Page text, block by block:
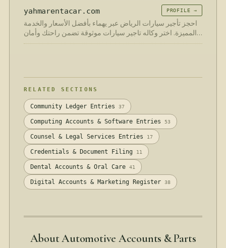
yahmarentacar.com PROFILE →
احجز تأجير سيارات الرياض عبر يهماء بأفضل الأسعار والخدمة
المميزة. اختر وكاله تاجير سيارات موثوقة تضمن راحتك وأمان
رحلتك بسهولة وسرعة.
RELATED SECTIONS
Community Ledger Entries 37
Computing Accounts & Software Entries 53
Counsel & Legal Services Entries 17
Credentials & Document Filing 11
Dental Accounts & Oral Care 41
Digital Accounts & Marketing Register 38
About Automotive Accounts & Parts